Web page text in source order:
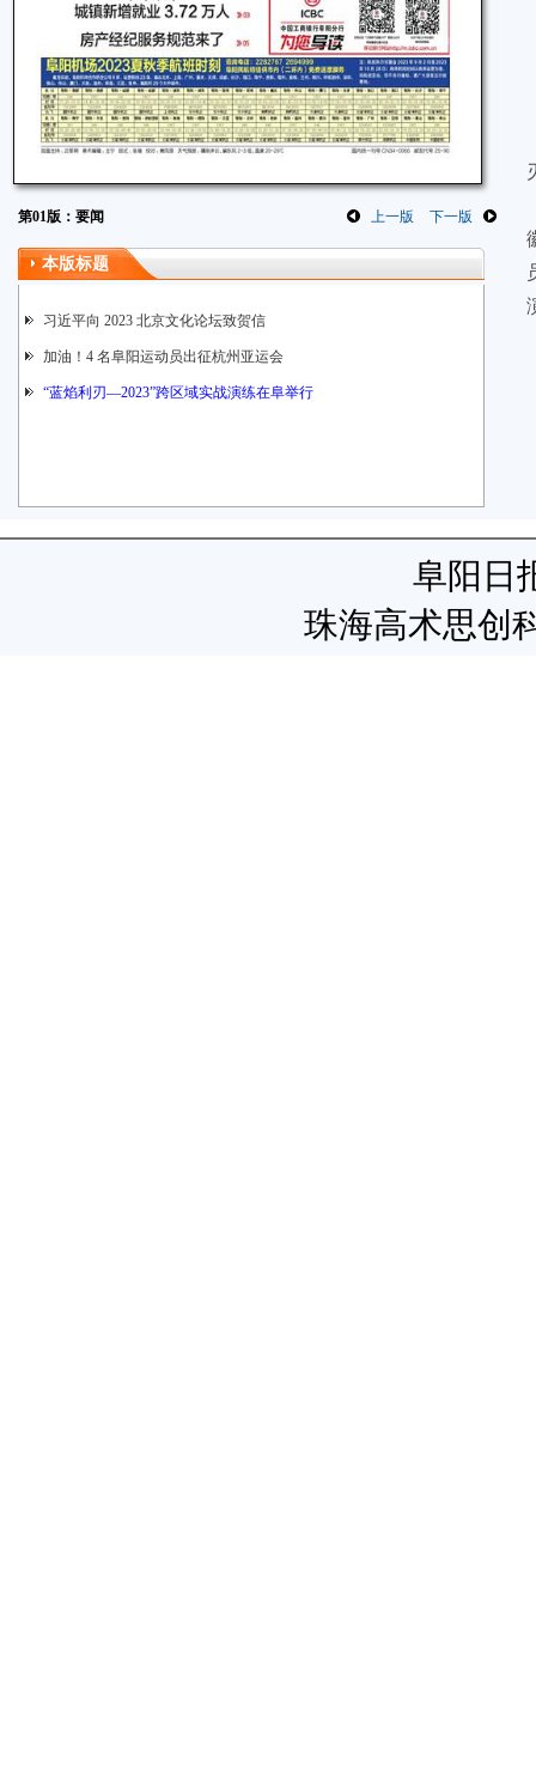
第01版：要闻 上一版 下一版
本版标题
习近平向 2023 北京文化论坛致贺信
加油！4 名阜阳运动员出征杭州亚运会
“蓝焰利刃—2023”跨区域实战演练在阜举行
阜阳日
珠海高术思创